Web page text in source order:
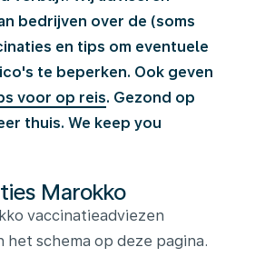
bedrijven over de (soms
en tips om eventuele
te beperken. Ook geven
voor op reis. Gezond op
thuis. We keep you
Marokko
vaccinatieadviezen
het schema op deze pagina.